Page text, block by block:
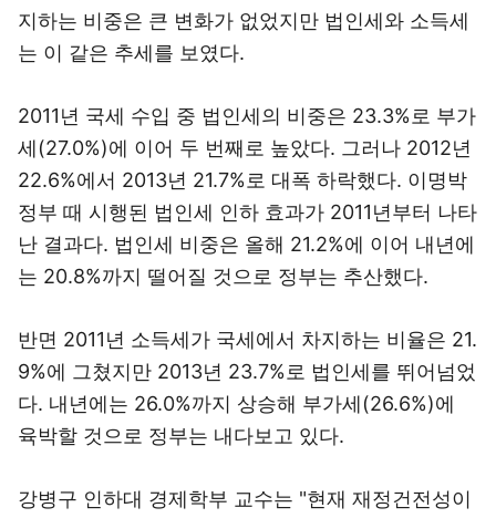
지하는 비중은 큰 변화가 없었지만 법인세와 소득세
는 이 같은 추세를 보였다.
2011년 국세 수입 중 법인세의 비중은 23.3%로 부가
세(27.0%)에 이어 두 번째로 높았다. 그러나 2012년
22.6%에서 2013년 21.7%로 대폭 하락했다. 이명박
정부 때 시행된 법인세 인하 효과가 2011년부터 나타
난 결과다. 법인세 비중은 올해 21.2%에 이어 내년에
는 20.8%까지 떨어질 것으로 정부는 추산했다.
반면 2011년 소득세가 국세에서 차지하는 비율은 21.
9%에 그쳤지만 2013년 23.7%로 법인세를 뛰어넘었
다. 내년에는 26.0%까지 상승해 부가세(26.6%)에
육박할 것으로 정부는 내다보고 있다.
강병구 인하대 경제학부 교수는 "현재 재정건전성이